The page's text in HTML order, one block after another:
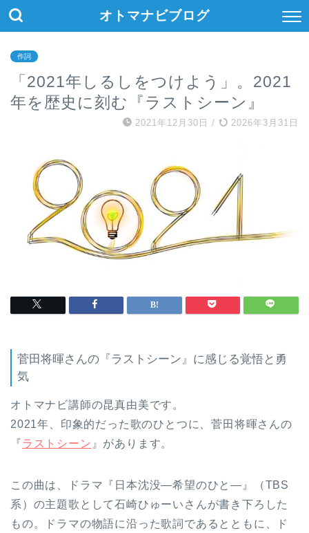
オトマナビブログ
作詞
「2021年しるしをつけよう」。2021
年を歴史に刻む『ラストシーン』
2021年12月30日 / 2026年3月31日
菅田将暉さんの『ラストシーン』に感じる覚悟と勇
気
オトマナビ講師の昆真由美です。
2021年、印象的だった歌のひとつに、菅田将暉さんの
『ラストシーン 』があります。
この曲は、ドラマ『日本沈没―希望のひと―』（TBS
系）の主題歌として石崎ひゅーいさんが書き下ろした
もの。ドラマの物語に沿った歌詞であるとともに、ド